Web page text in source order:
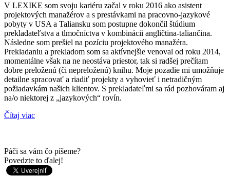
V LEXIKE som svoju kariéru začal v roku 2016 ako asistent
projektových manažérov a s prestávkami na pracovno-jazykové
pobyty v USA a Taliansku som postupne dokončil štúdium
prekladateľstva a tlmočníctva v kombinácii angličtina-taliančina.
Následne som prešiel na pozíciu projektového manažéra.
Prekladaniu a prekladom som sa aktívnejšie venoval od roku 2014,
momentálne však na ne neostáva priestor, tak si radšej prečítam
dobre preloženú (či nepreloženú) knihu. Moje pozadie mi umožňuje
detailne spracovať a riadiť projekty a vyhovieť i netradičným
požiadavkám našich klientov. S prekladateľmi sa rád pozhováram aj
na/o niektorej z „jazykových“ rovín.
Čítaj viac
Páči sa vám čo píšeme?
Povedzte to ďalej!